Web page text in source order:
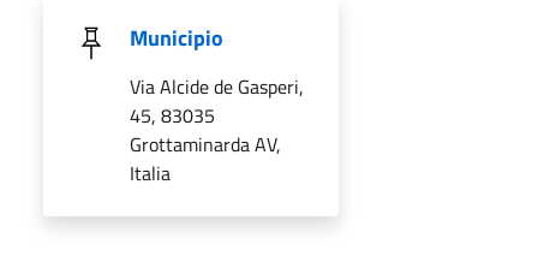
Municipio
Via Alcide de Gasperi,
45, 83035
Grottaminarda AV,
Italia